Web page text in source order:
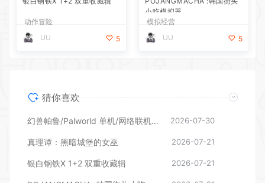
猜你喜欢
银白钢铁X 1+2 双重收藏辑
POJANGMACHA :韩国街头小吃模拟器 2026-07-21
挂个爽/Scritchy Scratchy 2026-07-21
动感足球3/Active Soccer 3 2026-07-21